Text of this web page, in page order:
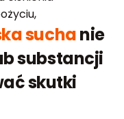
suchanie
substancji
skutki